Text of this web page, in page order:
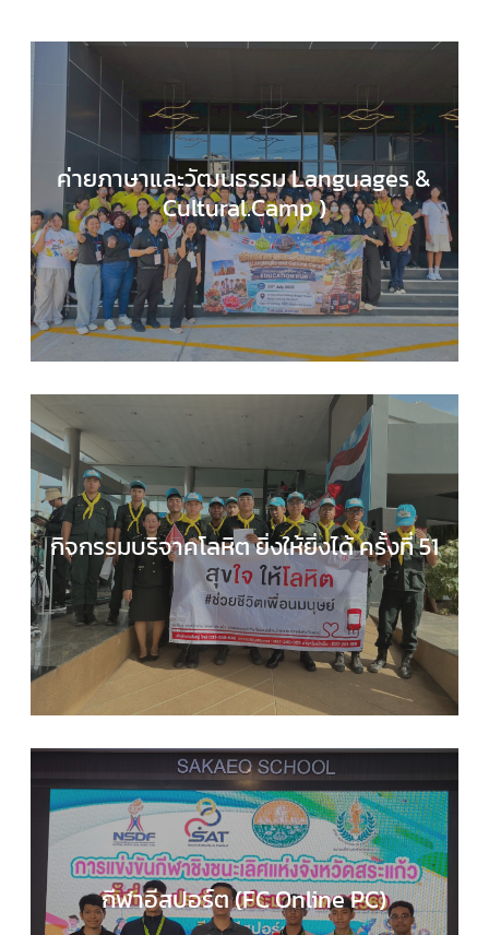
ค่ายภาษาและวัฒนธรรม Languages &
Cultural.Camp )
EDUCATION HUB, กลุ่มสาระการเรียนรู้ภาษาต่างปร
กิจกรรมของเรา , กิจกรรมนักเรียน, ข่าวประชาสัมพัน
กิจกรรมบริจาคโลหิต ยิ่งให้ยิ่งได้ ครั้งที่ 51
กลุ่มบริหารงานทั่วไป, กิจกรรมของเรา, กิจกรรมนักเ
, ข่าวประชาสัมพันธ์
กีฬาอีสปอร์ต (FC Online PC)